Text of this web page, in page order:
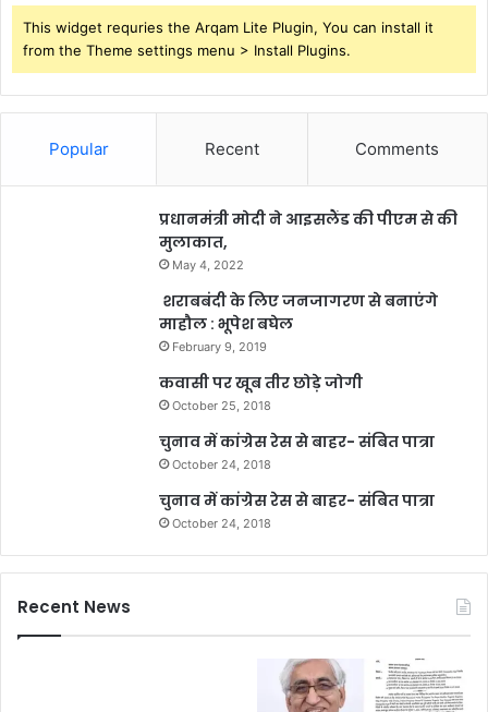
This widget requries the Arqam Lite Plugin, You can install it
from the Theme settings menu > Install Plugins.
Popular Recent Comments
प्रधानमंत्री मोदी ने आइसलैंड की पीएम से की
मुलाकात,
May 4, 2022
शराबबंदी के लिए जनजागरण से बनाएंगे
माहौल : भूपेश बघेल
February 9, 2019
कवासी पर खूब तीर छोड़े जोगी
October 25, 2018
चुनाव में कांग्रेस रेस से बाहर- संबित पात्रा
October 24, 2018
चुनाव में कांग्रेस रेस से बाहर- संबित पात्रा
October 24, 2018
Recent News